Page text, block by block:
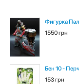
Фигурка
1550 грн
Бен 10 -
153 грн